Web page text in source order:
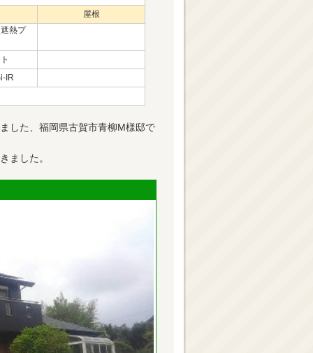
屋根
熱プ
IR
した、福岡県古賀市青柳M様邸で
ました。